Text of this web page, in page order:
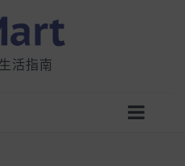
活指南